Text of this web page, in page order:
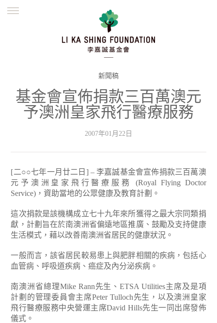
並肩同行
繁體
新聞稿
基金會宣佈捐款三百萬澳元
予澳洲皇家飛行醫療服務
2007年01月22日
[二○○七年一月廿二日] – 李嘉誠基金會宣佈捐款三百萬澳
元予澳洲皇家飛行醫療服務 (Royal Flying Doctor
Service)，資助當地的公眾健康及教育計劃。
這次捐款是該機構成立七十九年來所獲得之最大宗同類捐
獻，計劃旨在於南澳洲省偏遠地區推廣、鼓勵及支持健康
生活模式，藉以改善南澳洲省居民的健康狀況。
一般而言，該省居民較易患上與肥胖相關的疾病，包括心
血管病、呼吸道疾病、癌症及內分泌疾病。
南澳洲省總理Mike Rann先生、ETSA Utilities主席及是項
計劃的管理委員會主席Peter Tulloch先生，以及澳洲皇家
飛行醫療服務中央營運主席David Hills先生一同出席發佈
儀式。